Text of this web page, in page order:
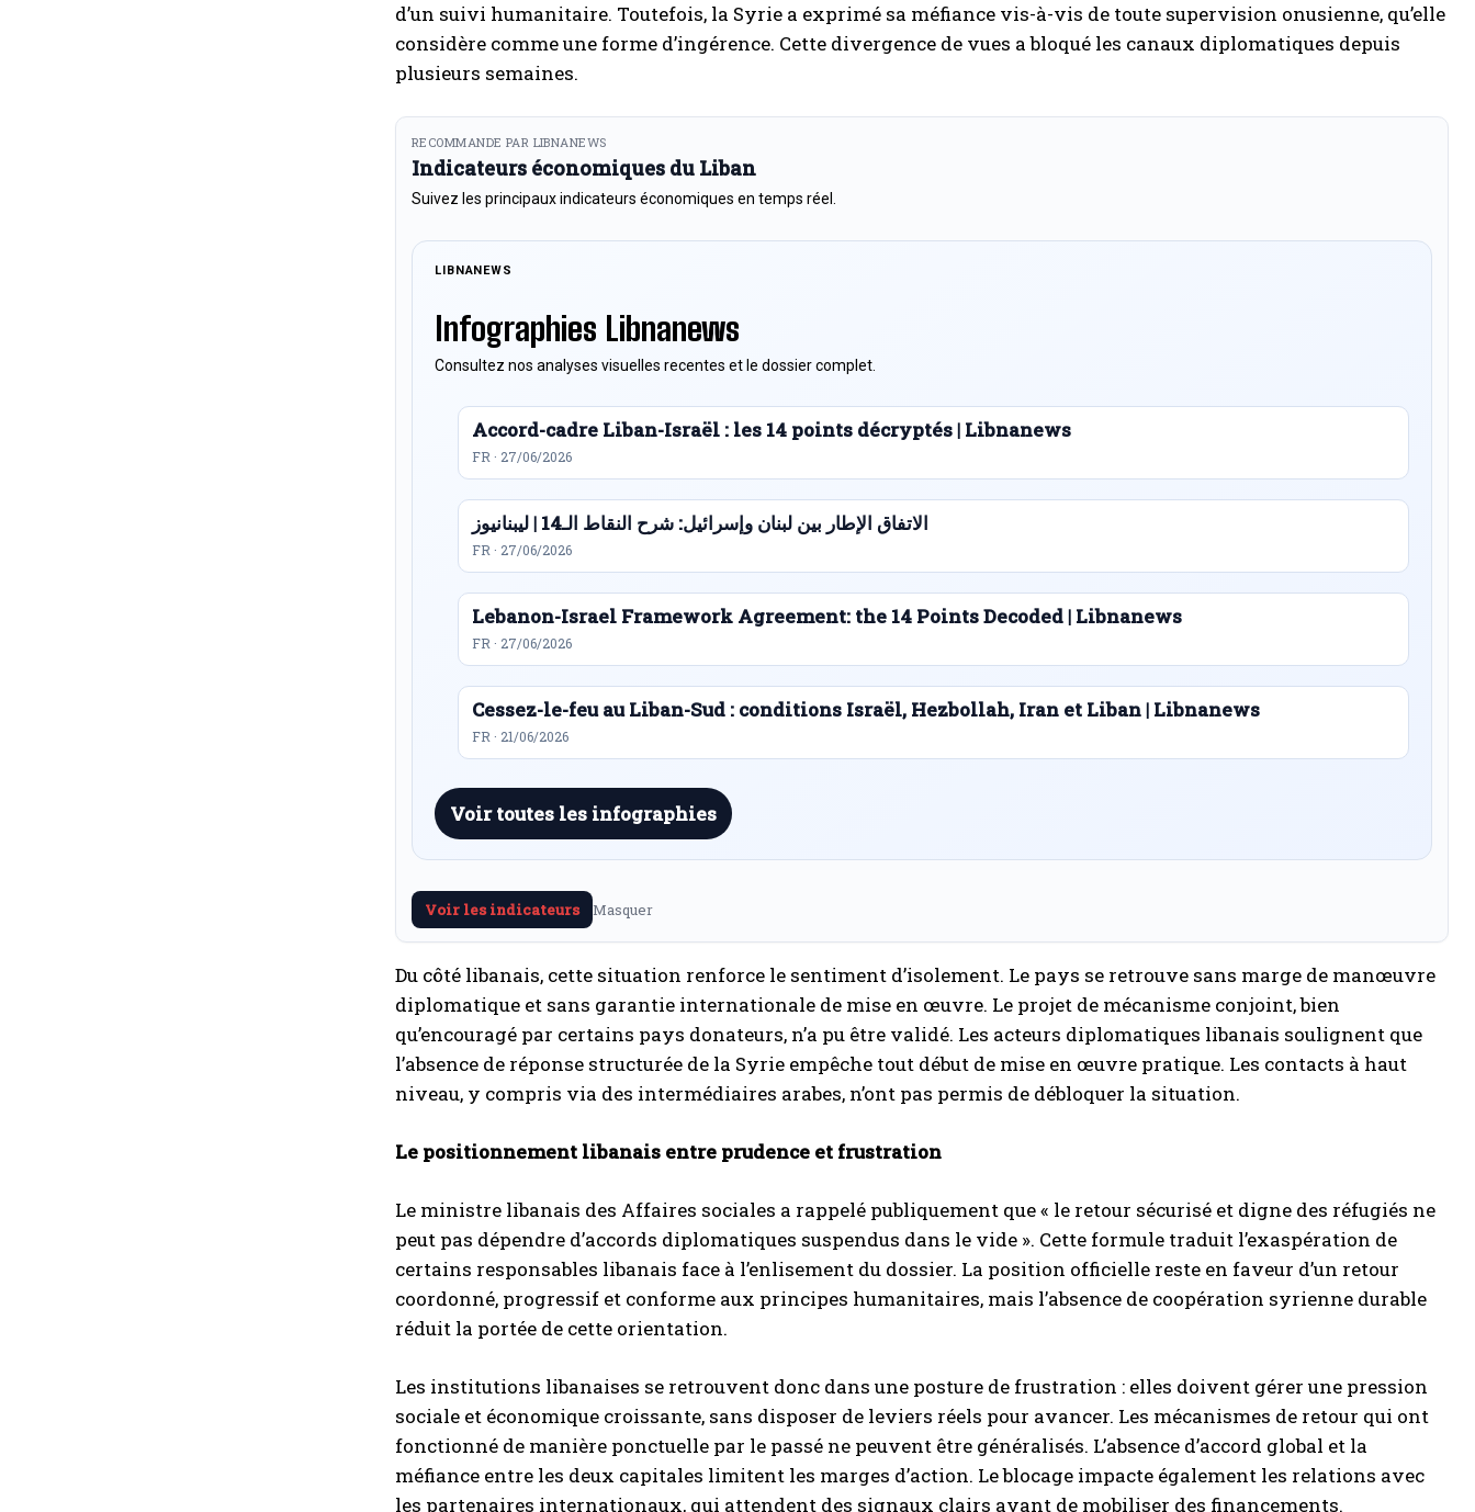
d’un suivi humanitaire. Toutefois, la Syrie a exprimé sa méfiance vis-à-vis de toute supervision onusienne, qu’elle
considère comme une forme d’ingérence. Cette divergence de vues a bloqué les canaux diplomatiques depuis
plusieurs semaines.
RECOMMANDE PAR LIBNANEWS
Indicateurs économiques du Liban
Suivez les principaux indicateurs économiques en temps réel.
LIBNANEWS
Infographies Libnanews
Consultez nos analyses visuelles recentes et le dossier complet.
Accord-cadre Liban-Israël : les 14 points décryptés | Libnanews
FR · 27/06/2026
الاتفاق الإطار بين لبنان وإسرائيل: شرح النقاط الـ14 | ليبنانيوز
FR · 27/06/2026
Lebanon-Israel Framework Agreement: the 14 Points Decoded | Libnanews
FR · 27/06/2026
Cessez-le-feu au Liban-Sud : conditions Israël, Hezbollah, Iran et Liban | Libnanews
FR · 21/06/2026
Voir toutes les infographies
Voir les indicateurs Masquer
Du côté libanais, cette situation renforce le sentiment d’isolement. Le pays se retrouve sans marge de manœuvre
diplomatique et sans garantie internationale de mise en œuvre. Le projet de mécanisme conjoint, bien
qu’encouragé par certains pays donateurs, n’a pu être validé. Les acteurs diplomatiques libanais soulignent que
l’absence de réponse structurée de la Syrie empêche tout début de mise en œuvre pratique. Les contacts à haut
niveau, y compris via des intermédiaires arabes, n’ont pas permis de débloquer la situation.
Le positionnement libanais entre prudence et frustration
Le ministre libanais des Affaires sociales a rappelé publiquement que « le retour sécurisé et digne des réfugiés ne
peut pas dépendre d’accords diplomatiques suspendus dans le vide ». Cette formule traduit l’exaspération de
certains responsables libanais face à l’enlisement du dossier. La position officielle reste en faveur d’un retour
coordonné, progressif et conforme aux principes humanitaires, mais l’absence de coopération syrienne durable
réduit la portée de cette orientation.
Les institutions libanaises se retrouvent donc dans une posture de frustration : elles doivent gérer une pression
sociale et économique croissante, sans disposer de leviers réels pour avancer. Les mécanismes de retour qui ont
fonctionné de manière ponctuelle par le passé ne peuvent être généralisés. L’absence d’accord global et la
méfiance entre les deux capitales limitent les marges d’action. Le blocage impacte également les relations avec
les partenaires internationaux, qui attendent des signaux clairs avant de mobiliser des financements.